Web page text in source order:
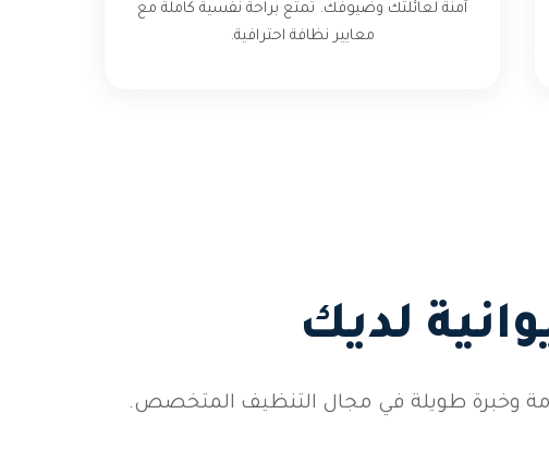
آمنة لعائلتك وضيوفك. تمتع براحة نفسية كاملة مع
معايير نظافة احترافية.
لديك
وخبرة طويلة في مجال التنظيف المتخصص.